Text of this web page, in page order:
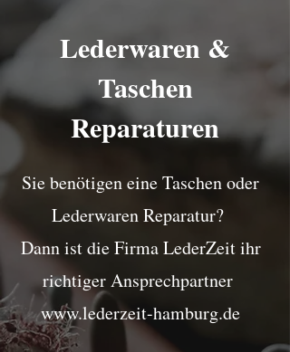
Lederwaren &
Taschen
Reparaturen
Sie benötigen eine Taschen oder
Lederwaren Reparatur?
Dann ist die Firma LederZeit ihr
richtiger Ansprechpartner
www.lederzeit-hamburg.de